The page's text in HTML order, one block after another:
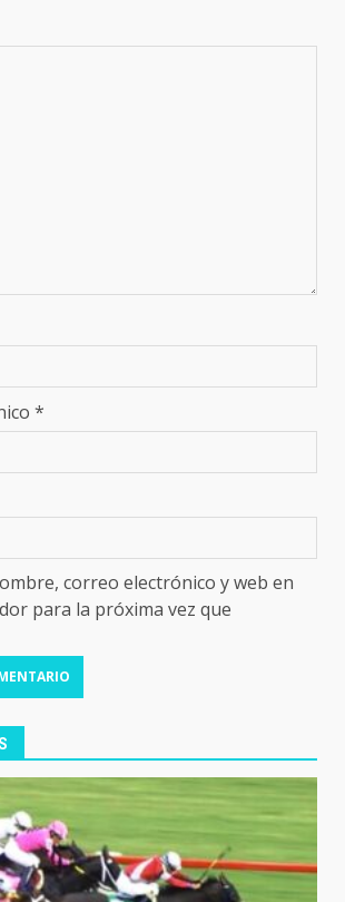
*
correo electrónico y web en
para la próxima vez que